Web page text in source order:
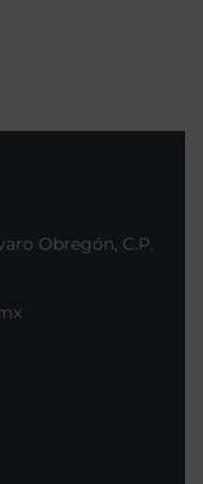
Obregón, C.P.